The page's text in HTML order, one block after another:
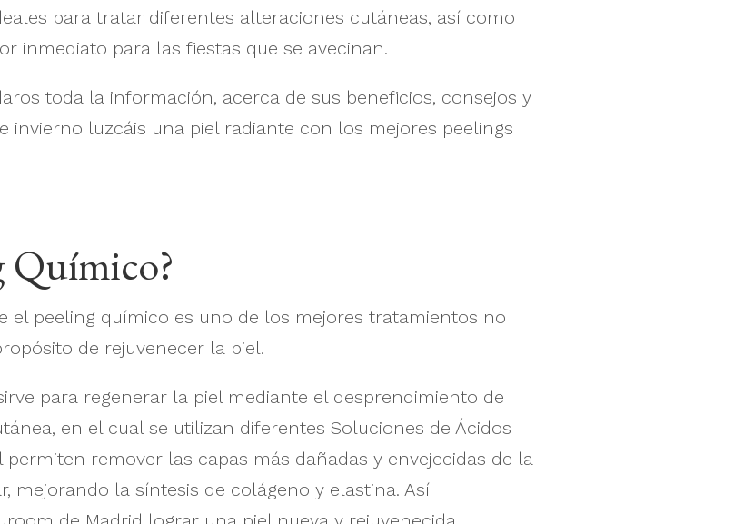
para tratar diferentes alteraciones cutáneas, así como
inmediato para las fiestas que se avecinan.
toda la información, acerca de sus beneficios, consejos y
invierno luzcáis una piel radiante con los mejores peelings
Químico?
el peeling químico es uno de los mejores tratamientos no
de rejuvenecer la piel.
para regenerar la piel mediante el desprendimiento de
en el cual se utilizan diferentes Soluciones de Ácidos
remover las capas más dañadas y envejecidas de la
mejorando la síntesis de colágeno y elastina. Así